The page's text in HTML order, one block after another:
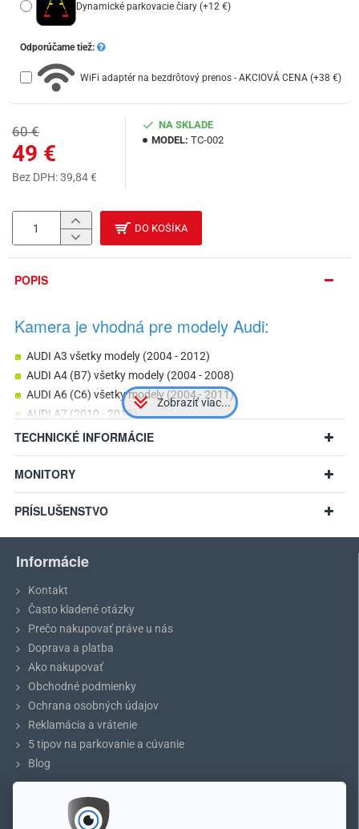
49 €
60 €
Bez DPH: 39,84 €
NA SKLADE
MODEL: TC-002
Dynamické parkovacie čiary (+12 €)
Odporúčame tiež:
WiFi adaptér na bezdrôtový prenos - AKCIOVÁ CENA (+38 €)
DO KOŠÍKA
POPIS
Kamera je vhodná pre modely Audi:
AUDI A3 všetky modely (2004 - 2012)
AUDI A4 (B7) všetky modely (2004 - 2008)
AUDI A6 (C6) všetky modely (2004 - 2011)
AUDI A7 (2010 - 2018)
AUDI Q3 (2011 - 2018)
AUDI Q5 (2008 - 2017)
AUDI Q7 (2006 - 2015)
v prípade zhodných rozmerov aj iné modely
Odporúčanie:
kufra na vašom vozidle a porovnajte s vybraným modelom.
TECHNICKÉ INFORMÁCIE
MONITORY
PRÍSLUŠENSTVO
Informácie
Kontakt
Často kladené otázky
Prečo nakupovať práve u nás
Doprava a platba
Ako nakupovať
Obchodné podmienky
Ochrana osobných údajov
Reklamácia a vrátenie
5 tipov na parkovanie a cúvanie
Blog